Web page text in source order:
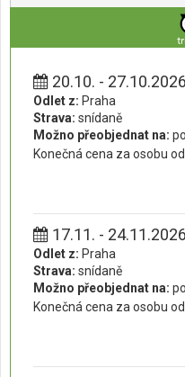
20.10. - 27.10.2026
Odlet z: Praha
Strava: snídaně
Možno přeobjednat na:
Konečná cena za osobu
17.11. - 24.11.2026
Odlet z: Praha
Strava: snídaně
Možno přeobjednat na:
Konečná cena za osobu